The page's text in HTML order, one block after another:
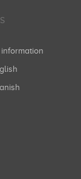
information